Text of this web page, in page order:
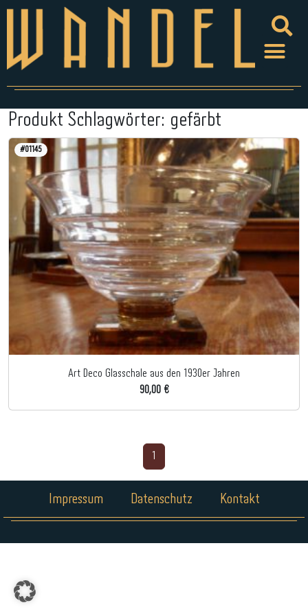
Produkt Schlagwörter: gefärbt
#01145
Art Deco Glasschale aus den 1930er Jahren
90,00 €
Impressum Datenschutz Kontakt